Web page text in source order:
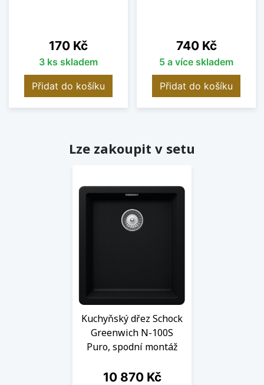
Cena
170 Kč
3 ks skladem
Přidat do košíku
Cena
740 Kč
5 a více skladem
Přidat do košíku
Lze zakoupit v setu
Kuchyňský dřez Schock
Greenwich N-100S
Puro, spodní montáž
Cena
10 870 Kč